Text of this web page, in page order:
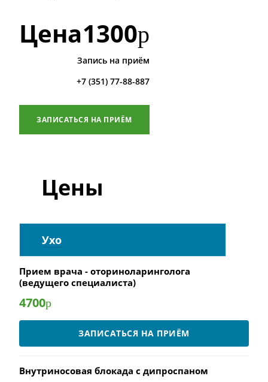
Цена1300р
Запись на приём
+7 (351) 77-88-887
ЗАПИСАТЬСЯ НА ПРИЁМ
Цены
Ухо
Прием врача - оториноларинголога
(ведущего специалиста)
4700р
ЗАПИСАТЬСЯ НА ПРИЁМ
Внутриносовая блокада с дипроспаном